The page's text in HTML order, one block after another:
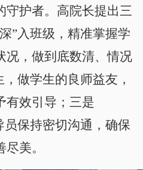
守护者。高院长提出三
”入班级，精准掌握学
况，做到底数清、情况
做学生的良师益友，
有效引导；三是
员保持密切沟通，确保
美。